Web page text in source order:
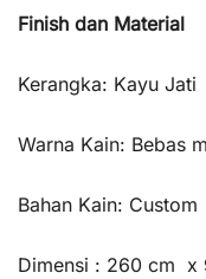
Finish dan Material
Kerangka: Kayu Jati
Warna Kain: Bebas
Bahan Kain: Custom
Dimensi : 260 cm x